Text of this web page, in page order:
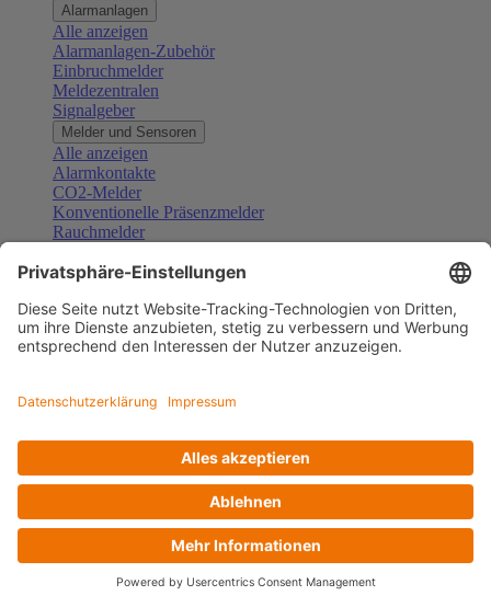
Alarmanlagen
Alle anzeigen
Alarmanlagen-Zubehör
Einbruchmelder
Meldezentralen
Signalgeber
Melder und Sensoren
Alle anzeigen
Alarmkontakte
CO2-Melder
Konventionelle Präsenzmelder
Rauchmelder
Gefahrenmelder
Türsprechanlagen
Alle anzeigen
Außenstationen
Klingeltaster und Gongs
Sprechanlagen-Sets
Zubehör Türkommunikation
Videoüberwachung
Zubehör Videoüberwachung
Alle anzeigen